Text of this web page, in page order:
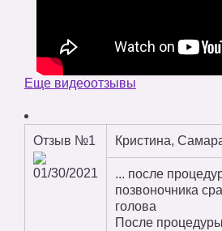
Еще видеоотзывы
Отзыв №1
01/30/2021
Кристина,
... после
позвоночника
голова
После